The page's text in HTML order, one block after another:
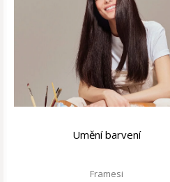
Umění barvení
Framesi